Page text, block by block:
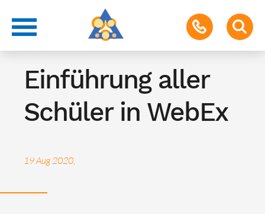
Termin für Schüler & Eltern
Einführung aller
Schüler in WebEx
19 Aug 2020,